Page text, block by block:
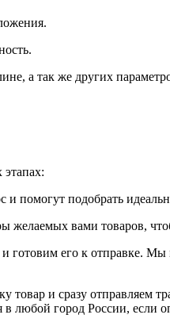
а так же других
помогут подобрать
вами товаров,
и готовим его к отправке.
товар и сразу
город России, если